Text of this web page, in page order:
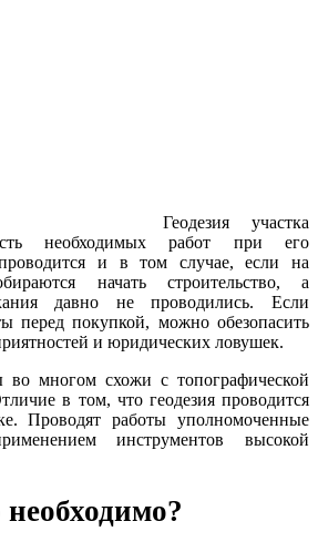
Геодезия участка
необходимых работ при его
и в том случае, если на
начать строительство, а
давно не проводились. Если
перед покупкой, можно обезопасить
и юридических ловушек.
во многом схожи с топографической
в том, что геодезия проводится
Проводят работы уполномоченные
инструментов высокой